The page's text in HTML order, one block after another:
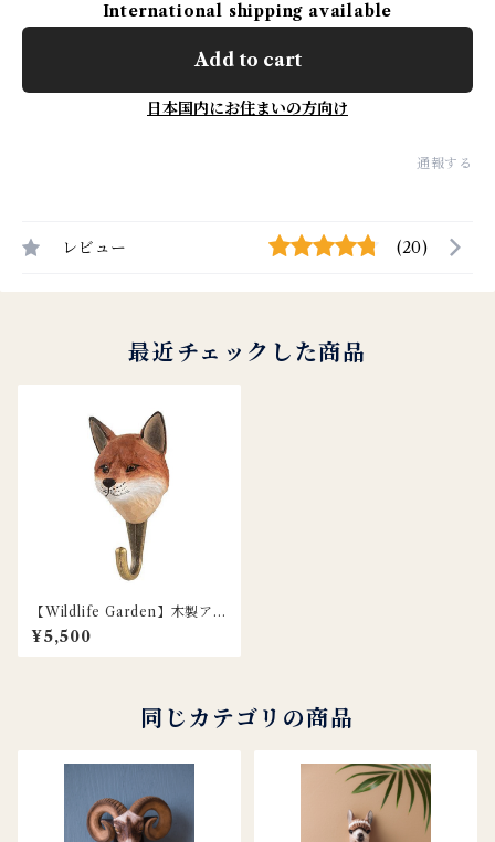
International shipping available
Add to cart
日本国内にお住まいの方向け
通報する
レビュー (20)
最近チェックした商品
【Wildlife Garden】木製アニ
マルフック / キツネ
¥5,500
同じカテゴリの商品